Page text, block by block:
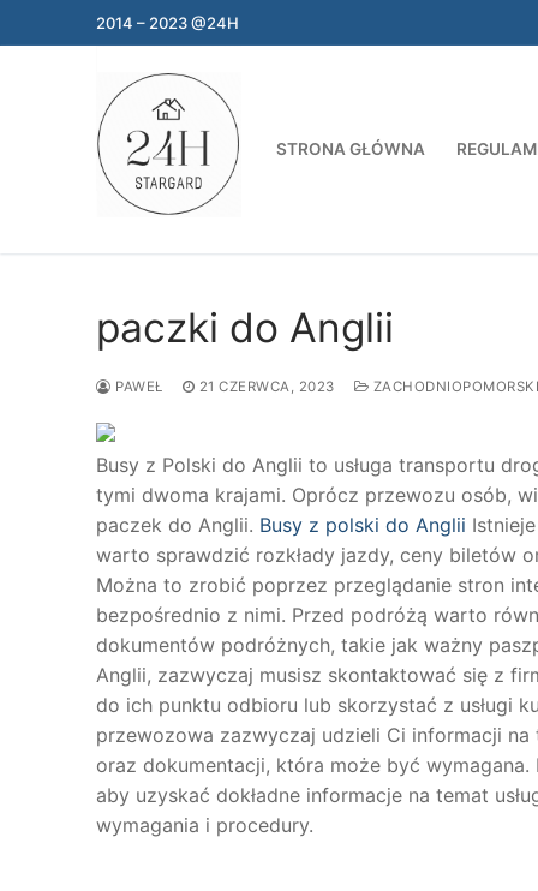
do
2014 – 2023 @24H
STRONA GŁÓWNA
paczki do Anglii
PAWEŁ 21 CZERWCA, 2023
Busy z Polski do Anglii to usługa transportu
tymi dwoma krajami. Oprócz przewozu osób,
paczek do Anglii. Busy z polski do Anglii
warto sprawdzić rozkłady jazdy, ceny biletów
Można to zrobić poprzez przeglądanie stron
bezpośrednio z nimi. Przed podróżą warto
dokumentów podróżnych, takie jak ważny
Anglii, zazwyczaj musisz skontaktować się z
do ich punktu odbioru lub skorzystać z usługi
przewozowa zazwyczaj udzieli Ci informacji na
oraz dokumentacji, która może być
aby uzyskać dokładne informacje na temat
wymagania i procedury.